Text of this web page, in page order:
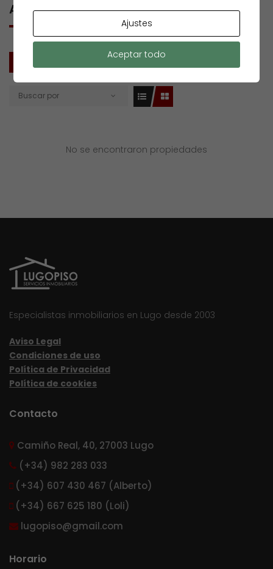
ALCALDE PIMENTEL
Buscar por
No se encontraron propiedades
Especialistas inmobiliarios en Lugo desde 2003
Aviso Legal
Condiciones de uso
Política de Privacidad
Política de cookies
Contacto
Camiño Real, 40, 27003 Lugo
(+34) 982 283 033
(+34) 607 430 467 (Alberto)
(+34) 667 625 180 (Loli)
lugopiso@gmail.com
Horario
Ajustes
Aceptar todo